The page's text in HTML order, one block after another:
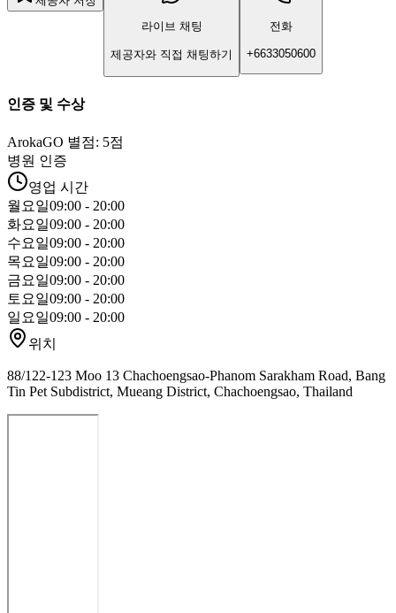
라이브 채팅
제공자와 직접 채팅하기
전화
+6633050600
인증 및 수상
ArokaGO 별점: 5점
병원 인증
영업 시간
월요일09:00 - 20:00
화요일09:00 - 20:00
수요일09:00 - 20:00
목요일09:00 - 20:00
금요일09:00 - 20:00
토요일09:00 - 20:00
일요일09:00 - 20:00
위치
88/122-123 Moo 13 Chachoengsao-Phanom Sarakham Road, Bang
Tin Pet Subdistrict, Mueang District, Chachoengsao, Thailand